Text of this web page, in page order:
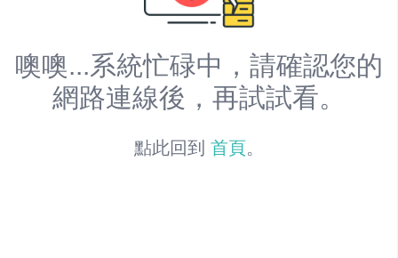
噢噢...系統忙碌中，請確認您的
網路連線後，再試試看。
點此回到 首頁。